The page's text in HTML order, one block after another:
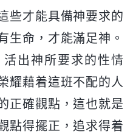
些才能具備神要求的
生命，才能滿足神。
出神所要求的性情
耀藉着這班不配的人
正確觀點，這也就是
點得擺正，追求得着